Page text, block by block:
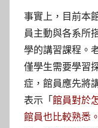
事實上，目前本
員主動與各系所
學的講習課程。
僅學生需要學習
症，館員應先將
表示「館員對於
館員也比較熟悉